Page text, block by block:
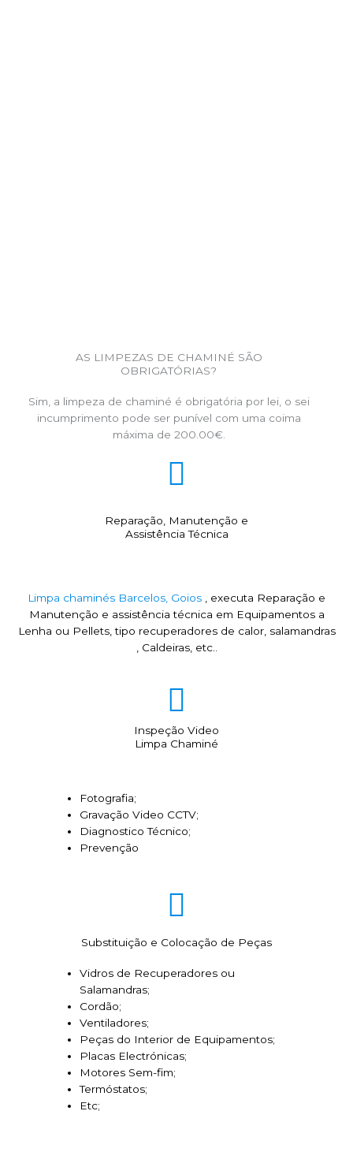
AS LIMPEZAS DE CHAMINÉ SÃO
OBRIGATÓRIAS?
Sim, a limpeza de chaminé é obrigatória por lei, o sei
incumprimento pode ser punível com uma coima
máxima de 200.00€.
Reparação, Manutenção e
Assistência Técnica
Limpa chaminés Barcelos, Goios , executa Reparação e
Manutenção e assistência técnica em Equipamentos a
Lenha ou Pellets, tipo recuperadores de calor, salamandras
, Caldeiras, etc..
Inspeção Video
Limpa Chaminé
Fotografia;
Gravação Video CCTV;
Diagnostico Técnico;
Prevenção
Substituição e Colocação de Peças
Vidros de Recuperadores ou
Salamandras;
Cordão;
Ventiladores;
Peças do Interior de Equipamentos;
Placas Electrónicas;
Motores Sem-fim;
Termóstatos;
Etc;